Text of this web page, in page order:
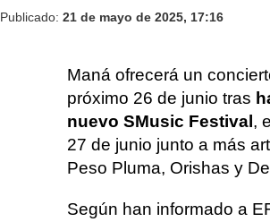
Publicado: 21 de mayo de 2025, 17:16
Maná ofrecerá un
próximo 26 de junio tras
nuevo SMusic Festival ,
27 de junio junto a más
Peso Pluma, Orishas y
Según han informado a